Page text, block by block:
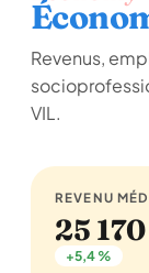
Revenus,
VIL.
REVENU
25
+5,4 %